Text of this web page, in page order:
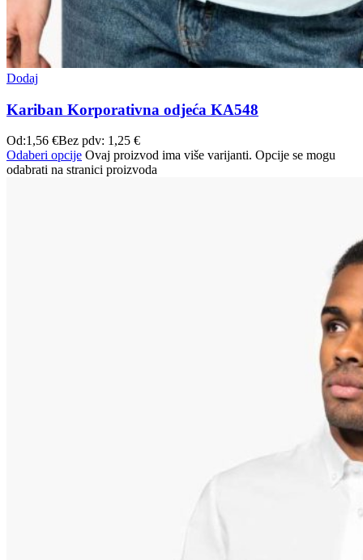
Dodaj
Kariban Korporativna odjeća KA548
Od:1,56 €Bez pdv: 1,25 €
Odaberi opcije Ovaj proizvod ima više varijanti. Opcije se mogu
odabrati na stranici proizvoda